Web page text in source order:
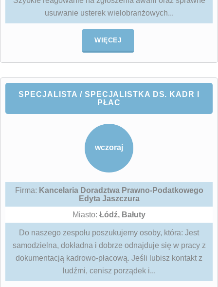
usuwanie usterek wielobranżowych...
WIĘCEJ
SPECJALISTA / SPECJALISTKA DS. KADR I
PŁAC
wczoraj
Firma: Kancelaria Doradztwa Prawno-Podatkowego
Edyta Jaszczura
Miasto: Łódź, Bałuty
Do naszego zespołu poszukujemy osoby, która: Jest
samodzielna, dokładna i dobrze odnajduje się w pracy z
dokumentacją kadrowo‑płacową. Jeśli lubisz kontakt z
ludźmi, cenisz porządek i...